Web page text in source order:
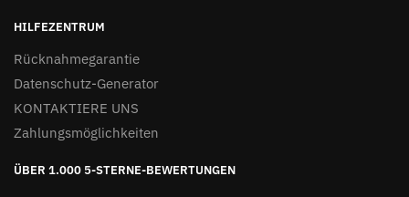
HILFEZENTRUM
Rücknahmegarantie
Datenschutz-Generator
KONTAKTIERE UNS
Zahlungsmöglichkeiten
ÜBER 1.000 5-STERNE-BEWERTUNGEN